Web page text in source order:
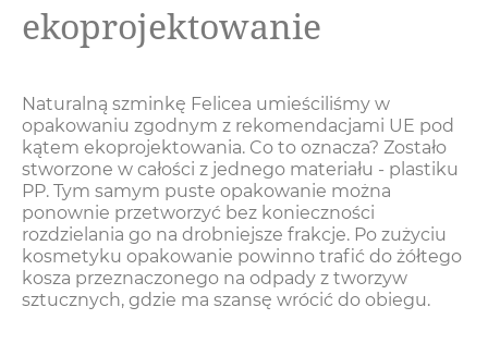
ekoprojektowanie
Naturalną szminkę Felicea umieściliśmy w
opakowaniu zgodnym z rekomendacjami UE pod
kątem ekoprojektowania. Co to oznacza? Zostało
stworzone w całości z jednego materiału - plastiku
PP. Tym samym puste opakowanie można
ponownie przetworzyć bez konieczności
rozdzielania go na drobniejsze frakcje. Po zużyciu
kosmetyku opakowanie powinno trafić do żółtego
kosza przeznaczonego na odpady z tworzyw
sztucznych, gdzie ma szansę wrócić do obiegu.